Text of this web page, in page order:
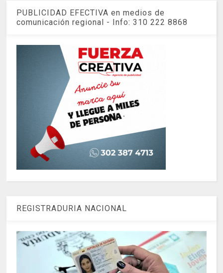
PUBLICIDAD EFECTIVA en medios de
comunicación regional - Info: 310 222 8868
REGISTRADURIA NACIONAL